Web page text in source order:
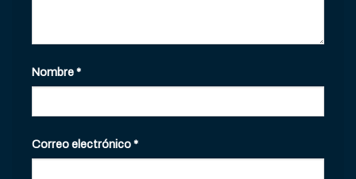
Nombre*
Correo electrónico*